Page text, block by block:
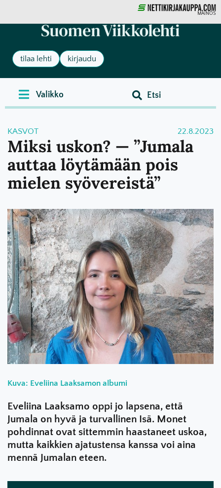
MAINOS
tilaa lehti kirjaudu
KASVOT 22.8.2023
Miksi uskon? — ”Jumala
auttaa löytämään pois
mielen syövereistä”
Kuva: Eveliina Laaksamon albumi
Eveliina Laaksamo oppi jo lapsena, että
Jumala on hyvä ja turvallinen Isä. Monet
pohdinnat ovat sittemmin haastaneet uskoa,
mutta kaikkien ajatustensa kanssa voi aina
mennä Jumalan eteen.